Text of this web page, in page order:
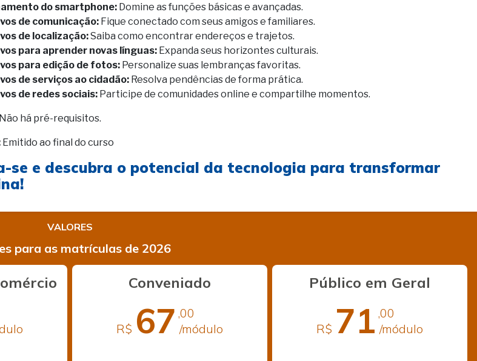
do smartphone: Domine as funções básicas e avançadas.
de comunicação: Fique conectado com seus amigos e familiares.
de localização:Saiba como encontrar endereços e trajetos.
para aprender novas línguas: Expanda seus horizontes culturais.
para edição de fotos: Personalize suas lembranças favoritas.
de serviços ao cidadão: Resolva pendências de forma prática.
de redes sociais: Participe de comunidades online e compartilhe momentos.
Não há pré-requisitos.
Emitido ao final do curso
se e descubra o potencial da tecnologia para transformar
VALORES
para as matrículas de 2026
Conveniado
R$ 67 ,00
/módulo
Público em Geral
R$ 71 ,00
/módulo